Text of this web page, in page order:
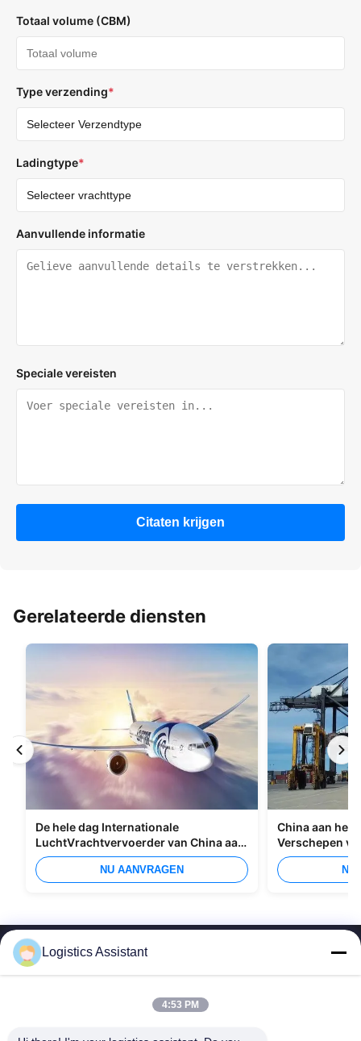
Totaal volume (CBM)
Type verzending*
Ladingtype*
Aanvullende informatie
Speciale vereisten
Citaten krijgen
Gerelateerde diensten
De hele dag Internationale
LuchtVrachtvervoerder van China aan
Manilla
NU AANVRAGEN
China aan het
Verschepen
Overzees
NU
Logistics Assistant
4:53 PM